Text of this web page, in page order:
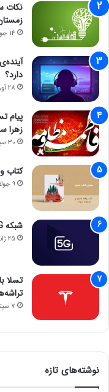
نکات
14 جولای 2021
دارد؟
28 آوریل 2021
پیام
زهرا
30 سپتامبر 2021
کتاب
9 جولای 2021
شبکه 5G می‌تواند باعث سقوط هواپیما شود
25 ژانویه 2022
تسلا
7 سپتامبر 2021
نوشته‌های تازه